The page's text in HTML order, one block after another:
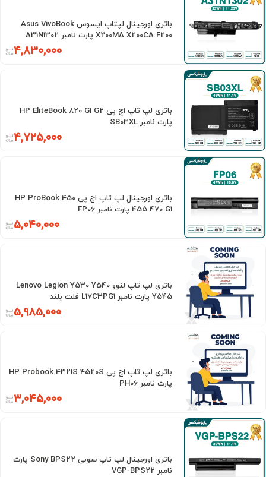
باتری اورجینال لپتاپ ایسوس Asus VivoBook
X200MA X200CA F200 پارت نامبر A31N1302
4,830,000
باتری لپ تاپ اچ پی HP EliteBook 820 G1 G2
پارت نامبر SB03XL
4,725,000
باتری اورجینال لپ تاپ اچ پی HP ProBook 450
455 470 G1 پارت نامبر FP06
5,040,000
باتری لپ تاپ لنوو Lenovo Legion Y530 Y540
Y545 پارت نامبر L17C3PG1 فلت بلند
5,985,000
باتری لپ تاپ اچ پی HP Probook 4321S 4520S
پارت نامبر PH06
3,045,000
باتری اورجینال لپ تاپ سونی Sony BPS22 پارت
نامبر VGP-BPS22